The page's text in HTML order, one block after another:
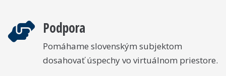
Podpora
Pomáhame slovenským subjektom
dosahovať úspechy vo virtuálnom priestore.